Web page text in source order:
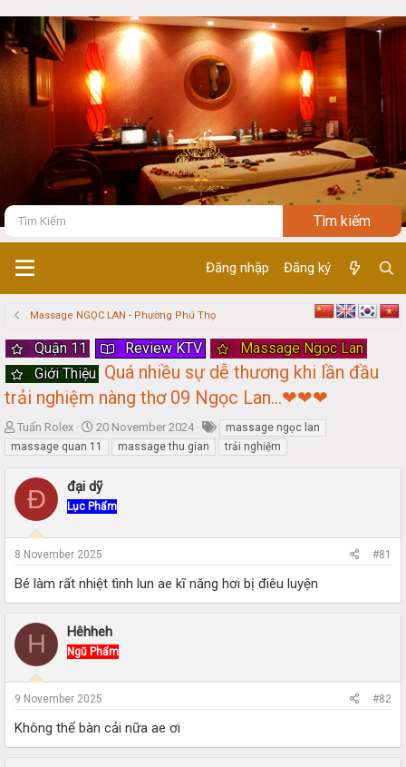
Đăng nhập Đăng ký
Massage NGỌC LAN - Phường Phú Thọ
Quận 11 Review KTV
Massage Ngọc Lan
Giới Thiệu Quá nhiều sự dễ thương khi lần đầu
trải nghiệm nàng thơ 09 Ngọc Lan...❤❤❤
T
h
r
a
d
t
a
t
e
Tuấn Rolex
S
t
a
t
d
t
e
20 November 2024
massage ngọc lan
massage quan 11
massage thu gian trải nghiệm
Đ đại dỹ
Lục Phẩm
8 November 2025 #81
Bé làm rất nhiệt tình lun ae kĩ năng hơi bị điêu luyện
H Hêhheh
Ngũ Phẩm
9 November 2025 #82
Không thể bàn cải nữa ae ơi